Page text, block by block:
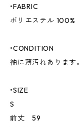
•FABRIC
ポリエステル 100%
•CONDITION
袖に薄汚れあります。
•SIZE
S
前丈 59